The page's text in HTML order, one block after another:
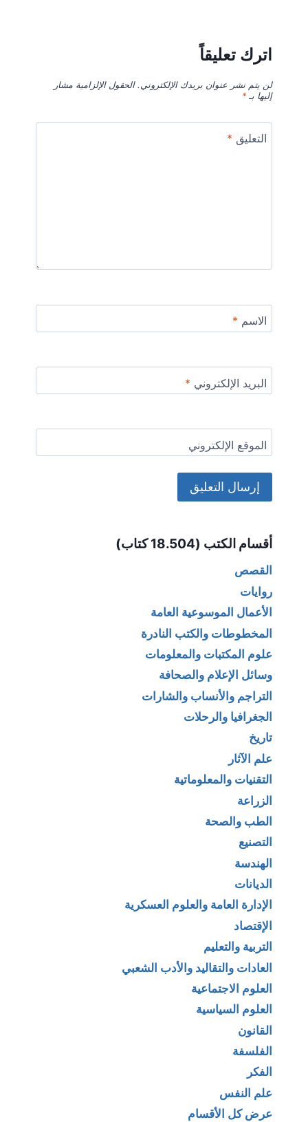
اترك تعليقاً
لن يتم نشر عنوان بريدك الإلكتروني. الحقول الإلزامية مشار
إليها بـ*
التعليق *
الاسم *
البريد الإلكتروني *
الموقع الإلكتروني
أقسام الكتب (18.504 كتاب)
القصص
روايات
الأعمال الموسوعية العامة
المخطوطات والكتب النادرة
علوم المكتبات والمعلومات
وسائل الإعلام والصحافة
التراجم والأنساب والشارات
الجغرافيا والرحلات
تاريخ
علم الآثار
التقنيات والمعلوماتية
الزراعة
الطب والصحة
التصنيع
الهندسة
الديانات
الإدارة العامة والعلوم العسكرية
الإقتصاد
التربية والتعليم
العادات والتقاليد والأدب الشعبي
العلوم الاجتماعية
العلوم السياسية
القانون
الفلسفة
الفكر
علم النفس
عرض كل الأقسام